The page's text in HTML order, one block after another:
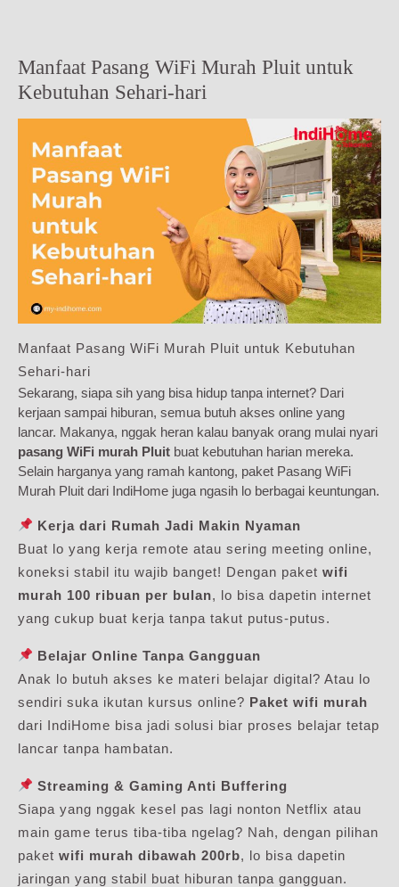
Manfaat Pasang WiFi Murah Pluit untuk
Kebutuhan Sehari-hari
Manfaat Pasang WiFi Murah Pluit untuk Kebutuhan
Sehari-hari
Sekarang, siapa sih yang bisa hidup tanpa internet? Dari
kerjaan sampai hiburan, semua butuh akses online yang
lancar. Makanya, nggak heran kalau banyak orang mulai nyari
pasang WiFi murah Pluit buat kebutuhan harian mereka.
Selain harganya yang ramah kantong, paket Pasang WiFi
Murah Pluit dari IndiHome juga ngasih lo berbagai keuntungan.
Kerja dari Rumah Jadi Makin Nyaman
Buat lo yang kerja remote atau sering meeting online,
koneksi stabil itu wajib banget! Dengan paket wifi
murah 100 ribuan per bulan, lo bisa dapetin internet
yang cukup buat kerja tanpa takut putus-putus.
Belajar Online Tanpa Gangguan
Anak lo butuh akses ke materi belajar digital? Atau lo
sendiri suka ikutan kursus online? Paket wifi murah
dari IndiHome bisa jadi solusi biar proses belajar tetap
lancar tanpa hambatan.
Streaming & Gaming Anti Buffering
Siapa yang nggak kesel pas lagi nonton Netflix atau
main game terus tiba-tiba ngelag? Nah, dengan pilihan
paket wifi murah dibawah 200rb, lo bisa dapetin
jaringan yang stabil buat hiburan tanpa gangguan.